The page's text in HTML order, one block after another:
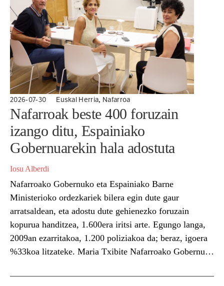
2026-07-30 Euskal Herria, Nafarroa
Nafarroak beste 400 foruzain
izango ditu, Espainiako
Gobernuarekin hala adostuta
Iosu Alberdi
Nafarroako Gobernuko eta Espainiako Barne
Ministerioko ordezkariek bilera egin dute gaur
arratsaldean, eta adostu dute gehienezko foruzain
kopurua handitzea, 1.600era iritsi arte. Egungo langa,
2009an ezarritakoa, 1.200 poliziakoa da; beraz, igoera
%33koa litzateke. Maria Txibite Nafarroako Gobernuko
Grande-Marlaska Espainiako Barne ministroarekin